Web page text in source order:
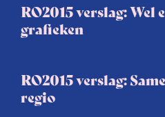
RO2015 verslag: Wel
grafieken
RO2015 verslag:
regio